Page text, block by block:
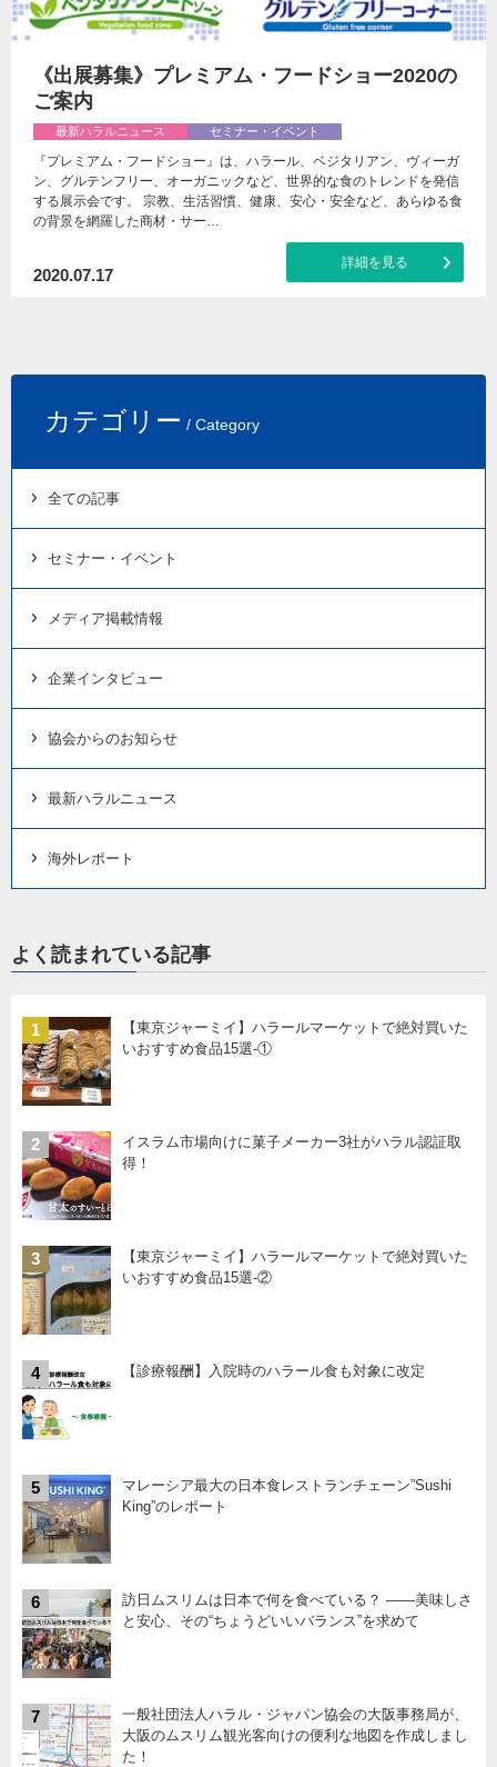
《出展募集》プレミアム・フードショー2020の
ご案内
最新ハラルニュース セミナー・イベント
『プレミアム・フードショー』は、ハラール、ベジタリアン、ヴィーガ
ン、グルテンフリー、オーガニックなど、世界的な食のトレンドを発信
する展示会です。 宗教、生活習慣、健康、安心・安全など、あらゆる食
の背景を網羅した商材・サー…
2020.07.17
詳細を見る
カテゴリー / Category
全ての記事
セミナー・イベント
メディア掲載情報
企業インタビュー
協会からのお知らせ
最新ハラルニュース
海外レポート
よく読まれている記事
1
【東京ジャーミイ】ハラールマーケットで絶対買いた
いおすすめ食品15選-①
2
イスラム市場向けに菓子メーカー3社がハラル認証取
得！
3
【東京ジャーミイ】ハラールマーケットで絶対買いた
いおすすめ食品15選-②
4 【診療報酬】入院時のハラール食も対象に改定
5
マレーシア最大の日本食レストランチェーン”Sushi
King”のレポート
6
訪日ムスリムは日本で何を食べている？ ――美味しさ
と安心、その“ちょうどいいバランス”を求めて
7
一般社団法人ハラル・ジャパン協会の大阪事務局が、
大阪のムスリム観光客向けの便利な地図を作成しまし
た！